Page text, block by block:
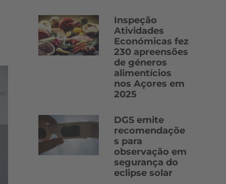
Inspeção
Atividades
Económicas fez
230 apreensões
de géneros
alimentícios
nos Açores em
2025
DGS emite
recomendaçõe
s para
observação em
segurança do
eclipse solar